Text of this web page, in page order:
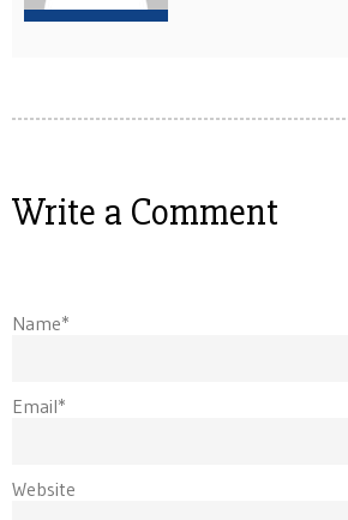
Write a Comment
Name*
Email*
Website